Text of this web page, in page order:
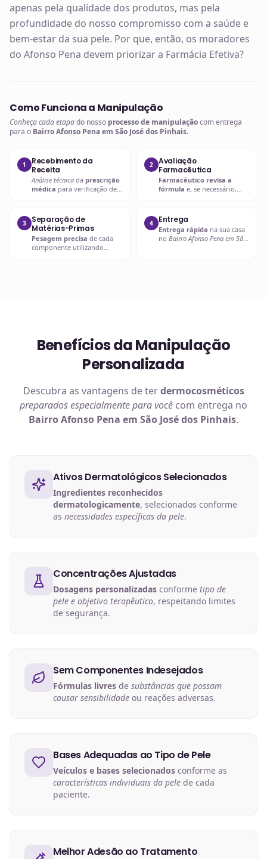
apenas pela qualidade dos produtos, mas pela
profundidade do nosso compromisso com a saúde e
bem-estar da sua pele. Por que, então, os moradores
do Afonso Pena devem priorizar a Farmácia Efetiva?
Como Funciona a Manipulação
Conheça cada etapado nosso processo de manipulaçãocom entrega
para o Bairro Afonso Pena em São José dos Pinhais.
1
Recebimento da
Receita
Análise técnica da prescrição
médica para verificação de
2
Avaliação
Farmacêutica
Farmacêutico revisa a
fórmula e, se necessário,
esclarecimentos.
3
Separação de
Matérias-Primas
Pesagem precisa de cada
componente utilizando
4 Entrega
Entrega rápida na sua casa
no Bairro Afonso Pena em São
Benefícios da Manipulação
Personalizada
Descubra as vantagens de terdermocosméticos
preparados especialmente para você com entrega no
Bairro Afonso Pena em São José dos Pinhais.
Ativos Dermatológicos Selecionados
Ingredientes reconhecidos
dermatologicamente, selecionados conforme
as necessidades específicas da pele.
Concentrações Ajustadas
Dosagens personalizadas conforme tipo de
pele e objetivo terapêutico, respeitando limites
de segurança.
Sem Componentes Indesejados
Fórmulas livres de substâncias que possam
causar sensibilidade ou reações adversas.
Bases Adequadas ao Tipo de Pele
Veículos e bases selecionados conforme as
características individuais da pele de cada
paciente.
Melhor Adesão ao Tratamento